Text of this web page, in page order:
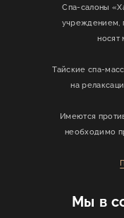
Мы в
Спа-салоны
учреждением,
носят
Тайские спа-
на
Имеются
необходимо